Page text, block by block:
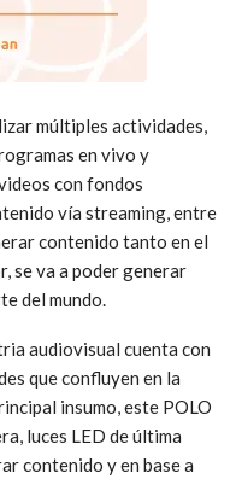
múltiples actividades,
en vivo y
con fondos
vía streaming, entre
contenido tanto en el
se va a poder generar
del mundo.
audiovisual cuenta con
que confluyen en la
insumo, este POLO
luces LED de última
contenido y en base a